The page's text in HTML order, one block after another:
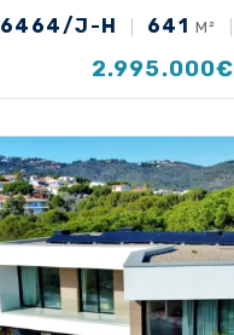
6464/J-H 641 M²
2.995.000€